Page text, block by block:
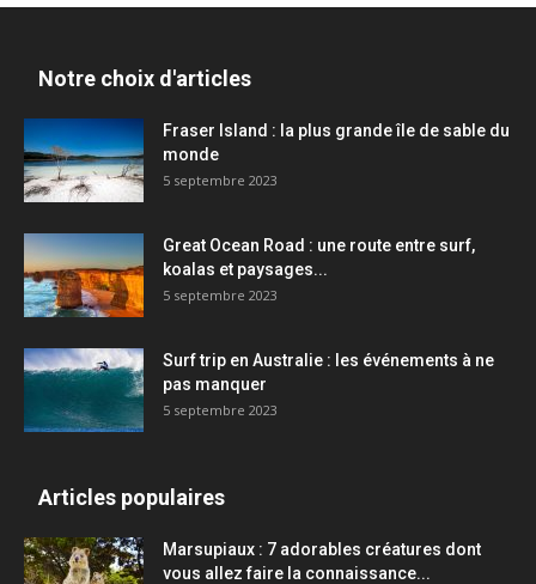
Notre choix d'articles
Fraser Island : la plus grande île de sable du
monde
5 septembre 2023
Great Ocean Road : une route entre surf,
koalas et paysages...
5 septembre 2023
Surf trip en Australie : les événements à ne
pas manquer
5 septembre 2023
Articles populaires
Marsupiaux : 7 adorables créatures dont
vous allez faire la connaissance...